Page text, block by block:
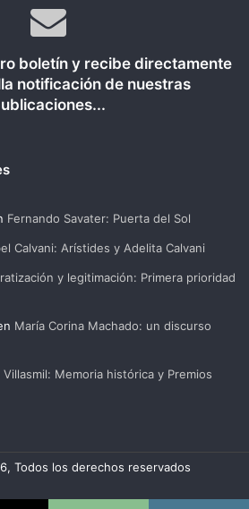
boletín y recibe directamente
notificación de nuestras
Fernando Savater: Puerta del Sol
Calvani: Arístides y Adelita Calvani
y legitimación: Primera prioridad
María Corina Machado: un discurso
Villasmil: Memoria histórica y Premios
Todos los derechos reservados